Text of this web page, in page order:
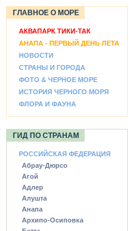
ГЛАВНОЕ О МОРЕ
АКВАПАРК ТИКИ-ТАК
АНАПА - ПЕРВЫЙ ДЕНЬ ЛЕТА
НОВОСТИ
СТРАНЫ И ГОРОДА
ФОТО & ЧЕРНОЕ МОРЕ
ИСТОРИЯ ЧЕРНОГО МОРЯ
ФЛОРА И ФАУНА
ГИД ПО СТРАНАМ
РОССИЙСКАЯ ФЕДЕРАЦИЯ
Абрау-Дюрсо
Агой
Адлер
Алушта
Анапа
Архипо-Осиповка